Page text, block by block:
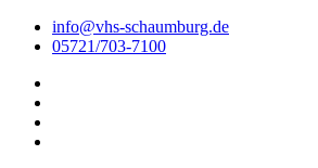
info@vhs-schaumburg.de
05721/703-7100